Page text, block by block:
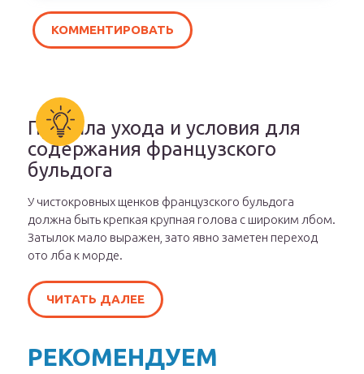
Правила ухода и условия для
содержания французского
бульдога
У чистокровных щенков французского бульдога
должна быть крепкая крупная голова с широким лбом.
Затылок мало выражен, зато явно заметен переход
ото лба к морде.
ЧИТАТЬ ДАЛЕЕ
РЕКОМЕНДУЕМ